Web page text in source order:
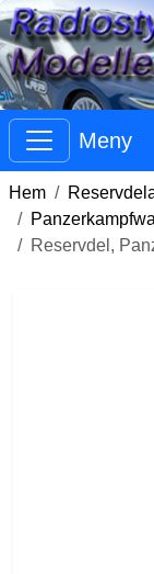
Meny
Hem
Reservdel,